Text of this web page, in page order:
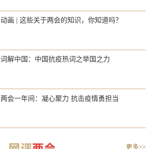
动画 | 这些关于两会的知识，你知道吗？
词解中国：中国抗疫热词之举国之力
两会一年间：凝心聚力 抗击疫情勇担当
更多>>